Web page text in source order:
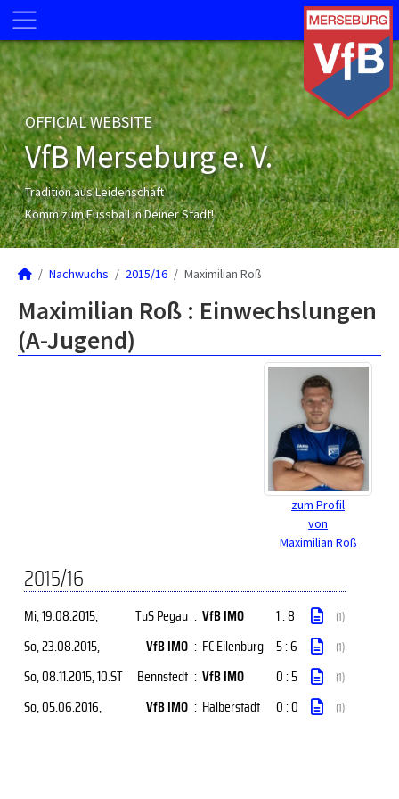
OFFICIAL WEBSITE
VfB Merseburg e. V.
Tradition aus Leidenschaft
Komm zum Fussball in Deiner Stadt!
Nachwuchs 2015/16 Maximilian Roß
Maximilian Roß : Einwechslungen
(A-Jugend)
zum Profil
von
Maximilian Roß
2015/16
Mi, 19.08.2015, TuS Pegau : VfB IMO 1 : 8 (1)
So, 23.08.2015, VfB IMO : FC Eilenburg 5 : 6 (1)
So, 08.11.2015, 10.ST Bennstedt : VfB IMO 0 : 5 (1)
So, 05.06.2016, VfB IMO : Halberstadt 0 : 0 (1)